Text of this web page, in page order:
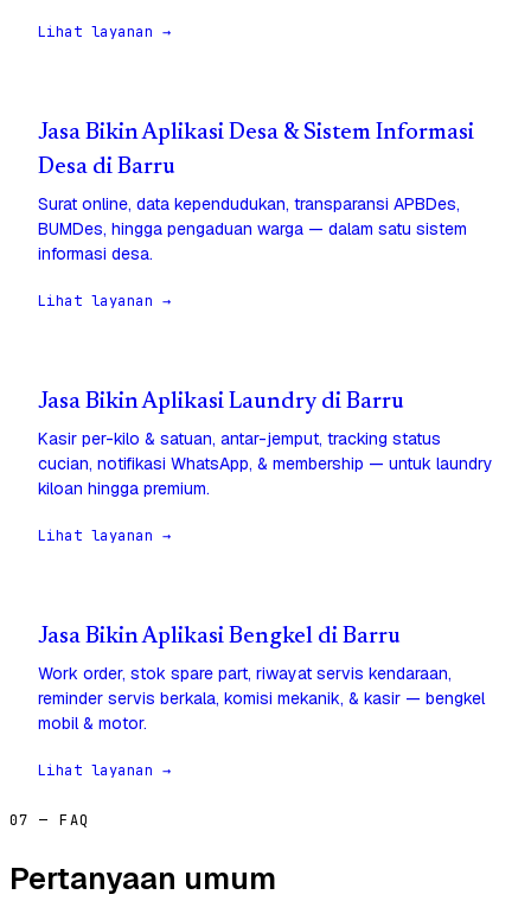
Lihat layanan →
Jasa Bikin Aplikasi Desa & Sistem Informasi
Desa di Barru
Surat online, data kependudukan, transparansi APBDes,
BUMDes, hingga pengaduan warga — dalam satu sistem
informasi desa.
Lihat layanan →
Jasa Bikin Aplikasi Laundry di Barru
Kasir per-kilo & satuan, antar-jemput, tracking status
cucian, notifikasi WhatsApp, & membership — untuk laundry
kiloan hingga premium.
Lihat layanan →
Jasa Bikin Aplikasi Bengkel di Barru
Work order, stok spare part, riwayat servis kendaraan,
reminder servis berkala, komisi mekanik, & kasir — bengkel
mobil & motor.
Lihat layanan →
07 — FAQ
Pertanyaan umum